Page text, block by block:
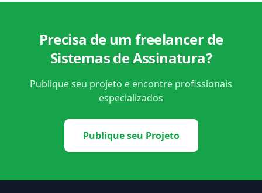
Precisa de um freelancer de
Sistemas de Assinatura?
Publique seu projeto e encontre profissionais
especializados
Publique seu Projeto